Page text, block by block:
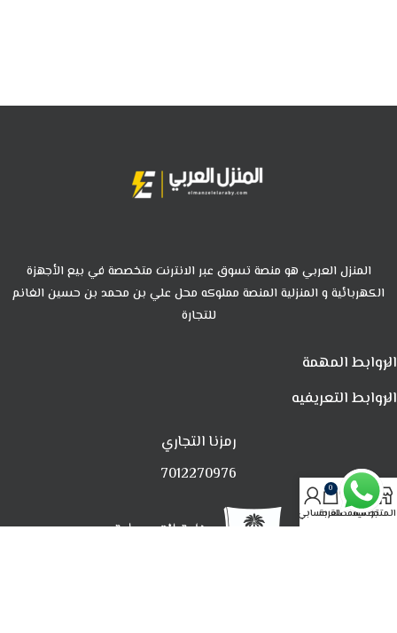
المنزل العربي هو منصة تسوق عبر الانترنت متخصصة في بيع الأجهزة
الكهربائية و المنزلية المنصة مملوكه محل علي بن محمد بن حسين الغانم
للتجارة
الروابط المهمة
الروابط التعريفيه
رمزنا التجاري
7012270976
المتجرتصفيةالمفضلة
0
العربةحسابي